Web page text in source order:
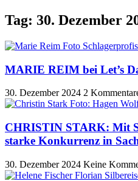
Tag: 30. Dezember
MARIE REIM bei Let’s
30. Dezember 2024 2
CHRISTIN STARK: Mit
starke Konkurrenz in
30. Dezember 2024 Keine